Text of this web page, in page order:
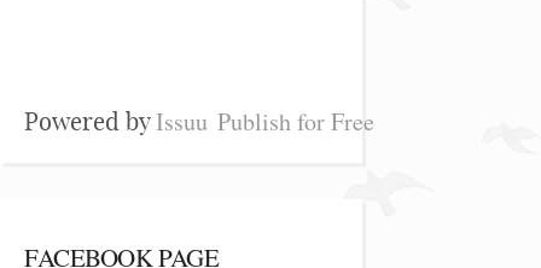
Powered byIssuu Publish for Free
FACEBOOK PAGE